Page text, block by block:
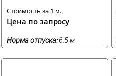
Стоимость за 1 м.
Цена по запросу
Норма отпуска: 6.5 м